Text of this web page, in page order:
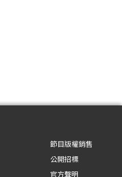
節目版權銷售
公開招標
官方聲明